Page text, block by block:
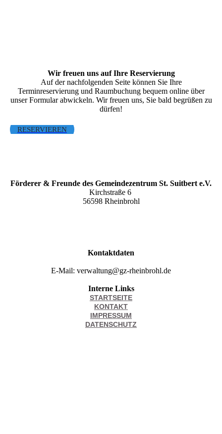
Wir freuen uns auf Ihre Reser­vierung
Auf der nachfolgenden Seite können Sie Ihre
Terminreservierung und Raumbuchung bequem online über
unser Formular abwickeln. Wir freuen uns, Sie bald begrüßen zu
dürfen!
RESERVIEREN
Förderer & Freunde des Gemeindezentrum St. Suitbert e.V.
Kirchstraße 6
56598 Rheinbrohl
Kontaktdaten
E-Mail: verwaltung@gz-rheinbrohl.de
Interne Links
STARTSEITE
KONTAKT
IMPRESSUM
DATENSCHUTZ